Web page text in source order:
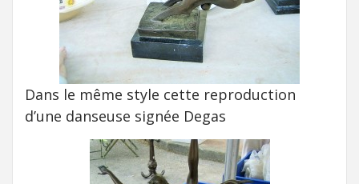
Dans le même style cette reproduction
d’une danseuse signée Degas